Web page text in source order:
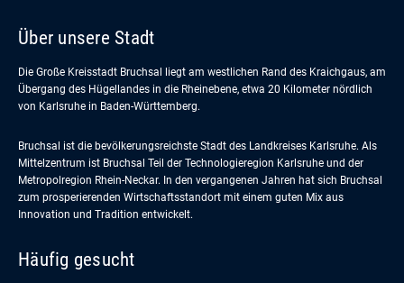
Über unsere Stadt
Die Große Kreisstadt Bruchsal liegt am westlichen Rand des Kraichgaus, am
Übergang des Hügellandes in die Rheinebene, etwa 20 Kilometer nördlich
von Karlsruhe in Baden-Württemberg.
Bruchsal ist die bevölkerungsreichste Stadt des Landkreises Karlsruhe. Als
Mittelzentrum ist Bruchsal Teil der Technologieregion Karlsruhe und der
Metropolregion Rhein-Neckar. In den vergangenen Jahren hat sich Bruchsal
zum prosperierenden Wirtschaftsstandort mit einem guten Mix aus
Innovation und Tradition entwickelt.
Häufig gesucht